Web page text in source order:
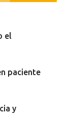
el
paciente
y